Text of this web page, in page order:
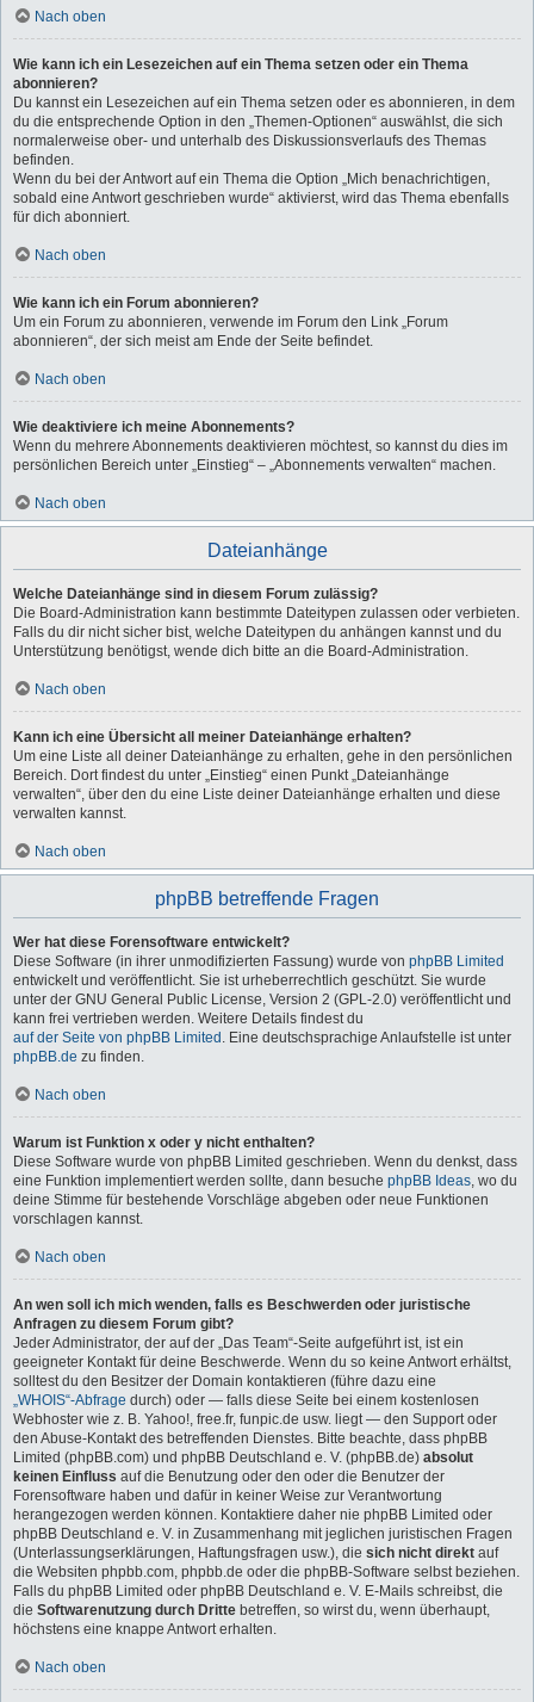
Nach oben
Wie kann ich ein Lesezeichen auf ein Thema setzen oder ein Thema
abonnieren?
Du kannst ein Lesezeichen auf ein Thema setzen oder es abonnieren, in dem
du die entsprechende Option in den „Themen-Optionen“ auswählst, die sich
normalerweise ober- und unterhalb des Diskussionsverlaufs des Themas
befinden.
Wenn du bei der Antwort auf ein Thema die Option „Mich benachrichtigen,
sobald eine Antwort geschrieben wurde“ aktivierst, wird das Thema ebenfalls
für dich abonniert.
Nach oben
Wie kann ich ein Forum abonnieren?
Um ein Forum zu abonnieren, verwende im Forum den Link „Forum
abonnieren“, der sich meist am Ende der Seite befindet.
Nach oben
Wie deaktiviere ich meine Abonnements?
Wenn du mehrere Abonnements deaktivieren möchtest, so kannst du dies im
persönlichen Bereich unter „Einstieg“ – „Abonnements verwalten“ machen.
Nach oben
Dateianhänge
Welche Dateianhänge sind in diesem Forum zulässig?
Die Board-Administration kann bestimmte Dateitypen zulassen oder verbieten.
Falls du dir nicht sicher bist, welche Dateitypen du anhängen kannst und du
Unterstützung benötigst, wende dich bitte an die Board-Administration.
Nach oben
Kann ich eine Übersicht all meiner Dateianhänge erhalten?
Um eine Liste all deiner Dateianhänge zu erhalten, gehe in den persönlichen
Bereich. Dort findest du unter „Einstieg“ einen Punkt „Dateianhänge
verwalten“, über den du eine Liste deiner Dateianhänge erhalten und diese
verwalten kannst.
Nach oben
phpBB betreffende Fragen
Wer hat diese Forensoftware entwickelt?
Diese Software (in ihrer unmodifizierten Fassung) wurde von phpBB Limited
entwickelt und veröffentlicht. Sie ist urheberrechtlich geschützt. Sie wurde
unter der GNU General Public License, Version 2 (GPL-2.0) veröffentlicht und
kann frei vertrieben werden. Weitere Details findest du
auf der Seite von phpBB Limited . Eine deutschsprachige Anlaufstelle ist unter
phpBB.de zu finden.
Nach oben
Warum ist Funktion x oder y nicht enthalten?
Diese Software wurde von phpBB Limited geschrieben. Wenn du denkst, dass
eine Funktion implementiert werden sollte, dann besuche phpBB Ideas, wo du
deine Stimme für bestehende Vorschläge abgeben oder neue Funktionen
vorschlagen kannst.
Nach oben
An wen soll ich mich wenden, falls es Beschwerden oder juristische
Anfragen zu diesem Forum gibt?
Jeder Administrator, der auf der „Das Team“-Seite aufgeführt ist, ist ein
geeigneter Kontakt für deine Beschwerde. Wenn du so keine Antwort erhältst,
solltest du den Besitzer der Domain kontaktieren (führe dazu eine
„WHOIS“-Abfrage durch) oder — falls diese Seite bei einem kostenlosen
Webhoster wie z. B. Yahoo!, free.fr, funpic.de usw. liegt — den Support oder
den Abuse-Kontakt des betreffenden Dienstes. Bitte beachte, dass phpBB
Limited (phpBB.com) und phpBB Deutschland e. V. (phpBB.de) absolut
keinen Einfluss auf die Benutzung oder den oder die Benutzer der
Forensoftware haben und dafür in keiner Weise zur Verantwortung
herangezogen werden können. Kontaktiere daher nie phpBB Limited oder
phpBB Deutschland e. V. in Zusammenhang mit jeglichen juristischen Fragen
(Unterlassungserklärungen, Haftungsfragen usw.), die sich nicht direkt auf
die Websiten phpbb.com, phpbb.de oder die phpBB-Software selbst beziehen.
Falls du phpBB Limited oder phpBB Deutschland e. V. E-Mails schreibst, die
die Softwarenutzung durch Dritte betreffen, so wirst du, wenn überhaupt,
höchstens eine knappe Antwort erhalten.
Nach oben